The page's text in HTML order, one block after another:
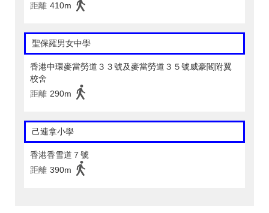
距離 410m
聖保羅男女中學
香港中環麥當勞道３３號及麥當勞道３５號威豪閣附翼
校舍
距離 290m
己連拿小學
香港香雪道７號
距離 390m